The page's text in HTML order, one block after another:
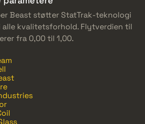
Beast støtter StatTrak-teknologi
alle kvalitetsforhold. Flytverdien til
fra 0,00 til 1,00.